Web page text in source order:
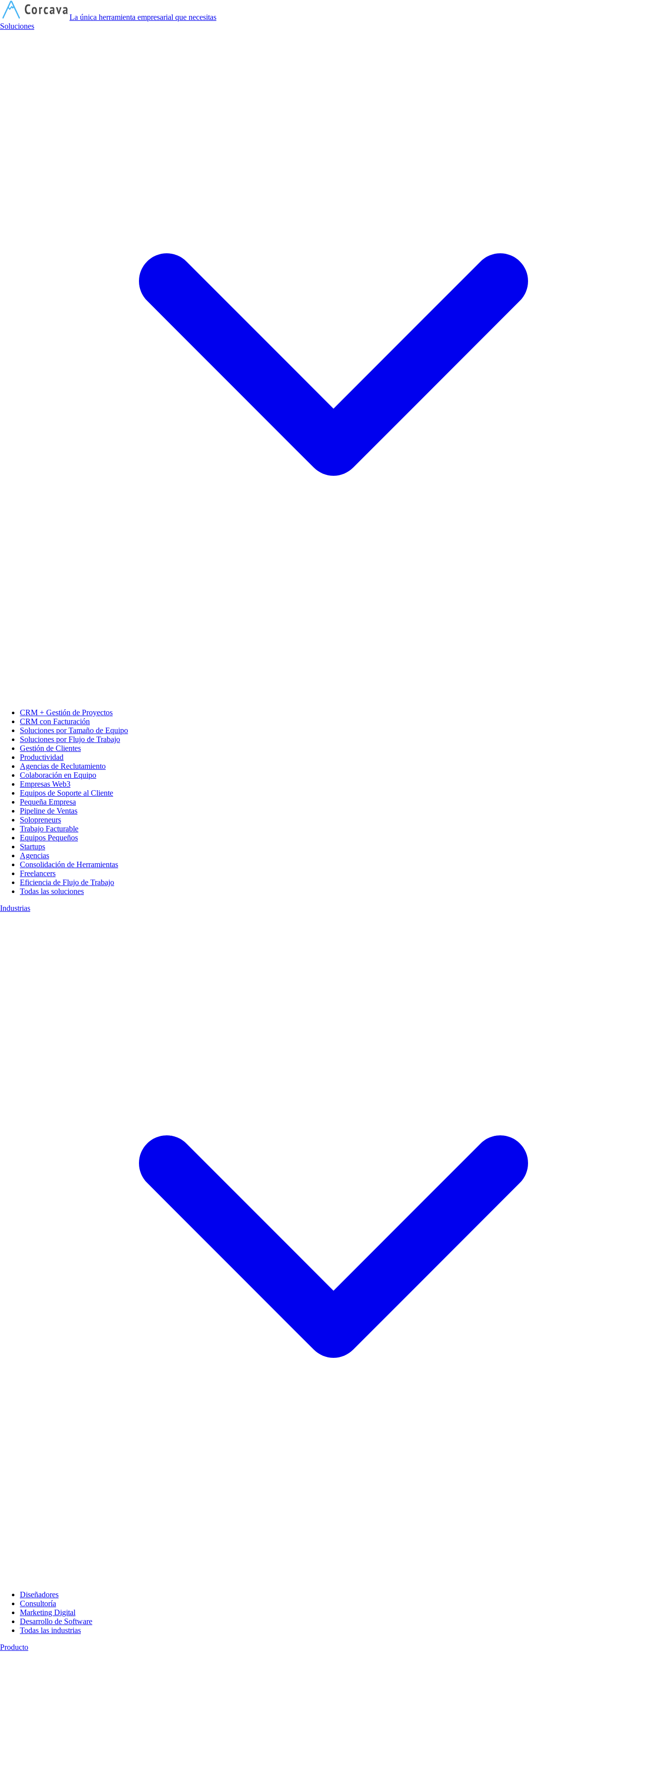
La única herramienta empresarial que necesitas
Soluciones
CRM + Gestión de Proyectos
CRM con Facturación
Soluciones por Tamaño de Equipo
Soluciones por Flujo de Trabajo
Gestión de Clientes
Productividad
Agencias de Reclutamiento
Colaboración en Equipo
Empresas Web3
Equipos de Soporte al Cliente
Pequeña Empresa
Pipeline de Ventas
Solopreneurs
Trabajo Facturable
Equipos Pequeños
Startups
Agencias
Consolidación de Herramientas
Freelancers
Eficiencia de Flujo de Trabajo
Todas las soluciones
Industrias
Diseñadores
Consultoría
Marketing Digital
Desarrollo de Software
Todas las industrias
Producto